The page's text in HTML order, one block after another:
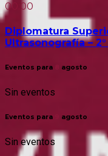
00:00
Diplomatura
Ultrasonografía –
Eventos para agosto
Sin eventos
Eventos para agosto
Sin eventos